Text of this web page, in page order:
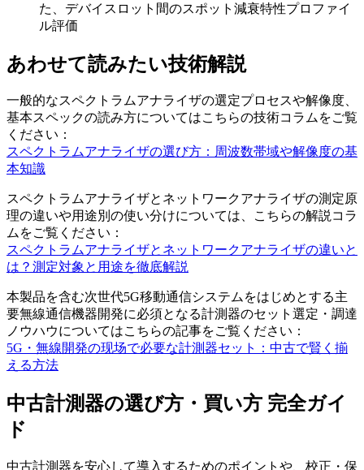
た、デバイスロット間のスポット減衰特性プロファイ
ル評価
あわせて読みたい技術解説
一般的なスペクトラムアナライザの選定プロセスや解像度、
基本スペックの読み方についてはこちらの技術コラムをご覧
ください：
スペクトラムアナライザの選び方：周波数帯域や解像度の基
本知識
スペクトラムアナライザとネットワークアナライザの測定原
理の違いや用途別の使い分けについては、こちらの解説コラ
ムをご覧ください：
スペクトラムアナライザとネットワークアナライザの違いと
は？測定対象と用途を徹底解説
本製品を含む次世代5G移動通信システムをはじめとする主
要無線通信機器開発に必須となる計測器のセット選定・調達
ノウハウについてはこちらの記事をご覧ください：
5G・無線開発の现场で必要な計測器セット：中古で賢く揃
える方法
中古計測器の選び方・買い方 完全ガイ
ド
中古計測器を安心して導入するためのポイントや、校正・保